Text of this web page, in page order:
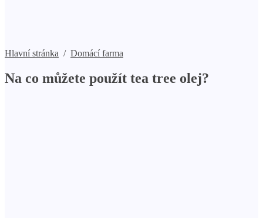
Hlavní stránka / Domácí farma
Na co můžete použít tea tree olej?